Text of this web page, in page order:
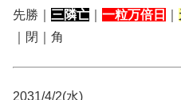
先勝｜ 三隣亡 一粒万倍日
｜閉｜角
2031/4/2(水)